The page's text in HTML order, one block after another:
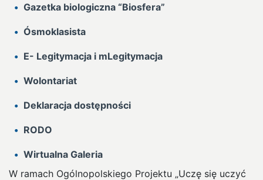
Gazetka biologiczna “Biosfera”
Ósmoklasista
E- Legitymacja i mLegitymacja
Wolontariat
Deklaracja dostępności
RODO
Wirtualna Galeria
W ramach Ogólnopolskiego Projektu „Uczę się uczyć